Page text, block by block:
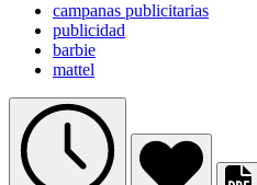
campanas publicitarias
publicidad
barbie
mattel